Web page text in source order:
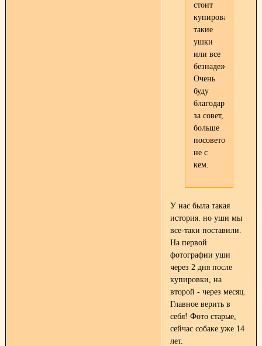
стоит
купировать
такие
ушки
или все
безнадежно?
Очень
буду
благодарна
за совет,
больше
посоветоваться
не с
кем.
У нас была такая
история. но уши мы
все-таки поставили.
На первой
фотографии уши
через 2 дня после
купировки, на
второй - через месяц.
Главное верить в
себя! Фото старые,
сейчас собаке уже 14
лет.